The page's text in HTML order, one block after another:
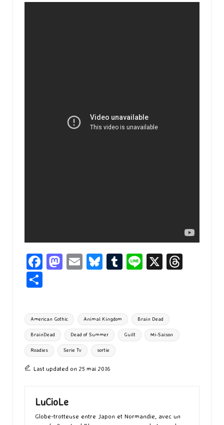
Fa
o
o
k
M
d
o
n
E
l
Bl
ky
T
bl
r
Li X
ta
g
er
Tags:
American Gothic Animal Kingdom Brain Dead
BrainDead Dead of Summer Guilt Mi-Saison
Roadies Serie Tv sortie
Last updated on 25 mai 2016
LuCioLe
Globe-trotteuse entre Japon et Normandie, avec un